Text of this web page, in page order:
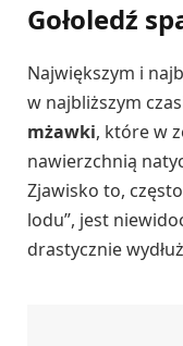
Gołoledź
Największym i
w najbliższym
mżawki, które w
nawierzchnią
Zjawisko to,
lodu”, jest
drastycznie